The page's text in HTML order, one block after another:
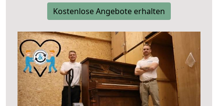
Kostenlose Angebote erhalten